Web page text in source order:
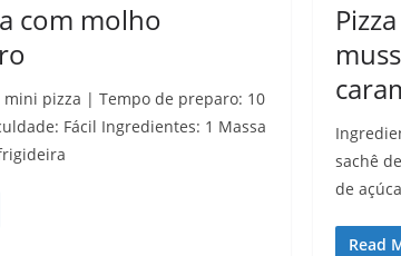
com molho
mini pizza | Tempo de preparo: 10
Fácil Ingredientes: 1 Massa
sachê
de
Read